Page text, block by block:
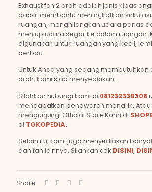
Exhaust fan 2 arah adalah jenis kipas
dapat membantu meningkatkan
ruangan, menghilangkan udara panas
meniup udara segar ke dalam ruangan.
digunakan untuk ruangan yang kecil,
berbau.
Untuk Anda yang sedang membutuhkan
arah, kami siap menyediakan.
Silahkan hubungi kami di 081232339308
mendapatkan penawaran menarik. Atau
mengunjungi Official Store Kami di
di TOKOPEDIA.
Selain itu, kami juga menyediakan
dan fan lainnya. Silahkan cek DISINI,
Share